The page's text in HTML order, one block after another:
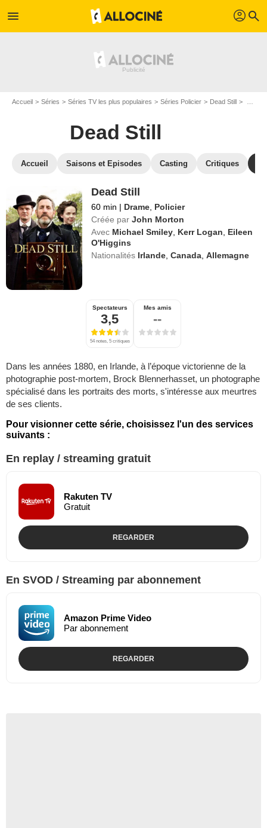
menu profil search
Accueil Séries Séries TV les plus populaires Séries Policier Dead Still
Dead Still
Accueil Saisons et Episodes Casting Critiques
Dead Still
60 min | Drame Policier
Créée par John Morton
Avec Michael Smiley Kerr Logan
Eileen
O'Higgins
Nationalités Irlande ,Canada ,Allemagne
Spectateurs
3,5
54 notes, 5 critiques
Mes amis
--
Dans les années 1880, en Irlande, à l’époque victorienne de la
photographie post-mortem, Brock Blennerhasset, un photographe
spécialisé dans les portraits des morts, s'intéresse aux meurtres
de ses clients.
Pour visionner cette série, choisissez l'un des services
suivants :
En replay / streaming gratuit
Rakuten TV
Gratuit
REGARDER
En SVOD / Streaming par abonnement
Amazon Prime Video
Par abonnement
REGARDER